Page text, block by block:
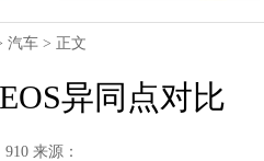
汽车 > 正文
异同点对比
910 来源：